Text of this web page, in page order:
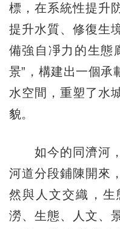
標，在系統性提升
提升水質、修復生
備強自凈力的生態
景”，構建出一個承
水空間，重塑了水
貌。
如今的同濟河，
河道分段鋪陳開來
然與人文交織，
澇、生態、人文、